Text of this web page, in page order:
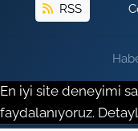
RSS
En iyi site deneyimi
faydalanıyoruz.